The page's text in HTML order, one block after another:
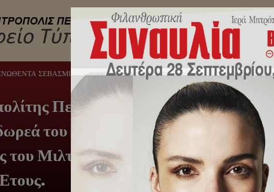
ΣΕΒΑΣΜΙΩΤΆΤΟΥ ΜΗΝΎΜΑΤΑ ΣΕΒΑΣΜΙΩΤΆΤΟΥ ΔΕΛΤΊΑ
Πειραιώς κ.Σεραφείμ
του Προέδρου του Ολυμπιακού
του Μιλτιάδου, ταυτόχρονα με τον